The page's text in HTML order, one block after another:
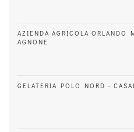
AZIENDA AGRICOLA ORLANDO
AGNONE
GELATERIA POLO NORD -